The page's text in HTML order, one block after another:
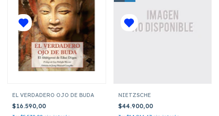
EL VERDADERO OJO DE BUDA
$16.590,00
NIETZSCHE
$44.900,00